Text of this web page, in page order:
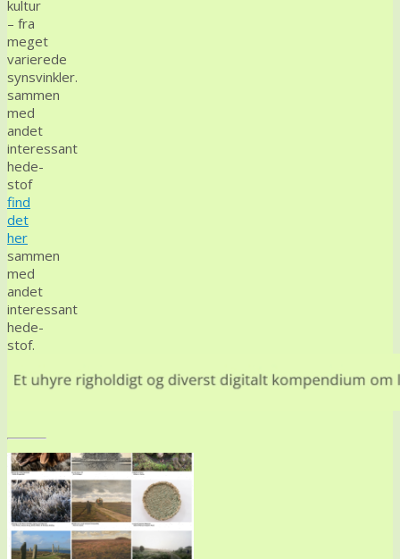
kultur
– fra
meget
varierede
synsvinkler.
sammen
med
andet
interessant
hede-
stof
find
det
her
sammen
med
andet
interessant
hede-
stof.